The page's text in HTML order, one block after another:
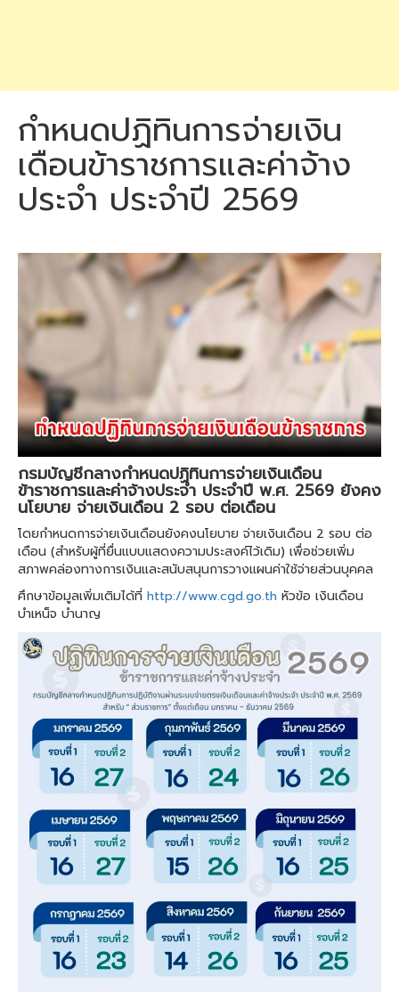
กำหนดปฏิทินการจ่ายเงิน
เดือนข้าราชการและค่าจ้าง
ประจำ ประจำปี 2569
กรมบัญชีกลางกำหนดปฏิทินการจ่ายเงินเดือน
ข้าราชการและค่าจ้างประจำ ประจำปี พ.ศ. 2569 ยังคง
นโยบาย จ่ายเงินเดือน 2 รอบ ต่อเดือน
โดยกำหนดการจ่ายเงินเดือนยังคงนโยบาย จ่ายเงินเดือน 2 รอบ ต่อ
เดือน (สำหรับผู้ที่ยื่นแบบแสดงความประสงค์ไว้เดิม) เพื่อช่วยเพิ่ม
สภาพคล่องทางการเงินและสนับสนุนการวางแผนค่าใช้จ่ายส่วนบุคคล
ศึกษาข้อมูลเพิ่มเติมได้ที่ http://www.cgd.go.th หัวข้อ เงินเดือน
บำเหน็จ บำนาญ